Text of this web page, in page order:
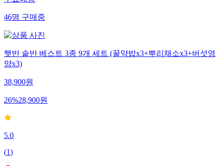
무료배송
46명구매중
햇반 솥반 베스트 3종 9개 세트 (꿀약밥x3+뿌리채소x3+버섯영
양x3)
38,900원
26%28,900원
5.0
(1)